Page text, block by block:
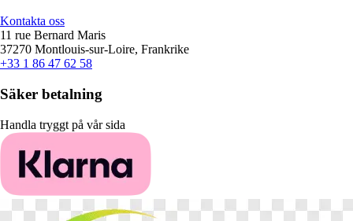
Kontakta oss
11 rue Bernard Maris
37270 Montlouis-sur-Loire, Frankrike
+33 1 86 47 62 58
Säker betalning
Handla tryggt på vår sida